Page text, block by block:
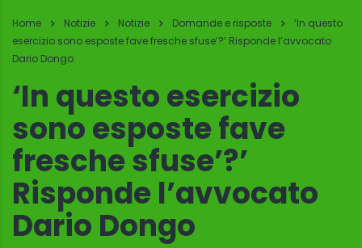
Home Notizie Notizie Domande e risposte
‘In questo
esercizio sono esposte fave fresche sfuse’?’ Risponde l’avvocato
Dario Dongo
‘In questo esercizio
sono esposte fave
fresche sfuse’?’
Risponde l’avvocato
Dario Dongo